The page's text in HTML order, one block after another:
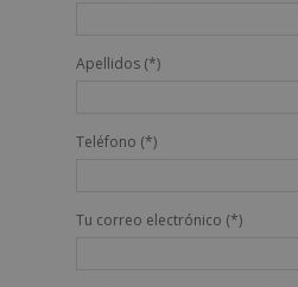
Apellidos (*)
Teléfono (*)
Tu correo electrónico (*)